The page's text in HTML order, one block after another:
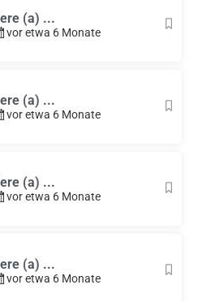
(a) ...
vor etwa 6 Monate
(a) ...
vor etwa 6 Monate
(a) ...
vor etwa 6 Monate
(a) ...
vor etwa 6 Monate